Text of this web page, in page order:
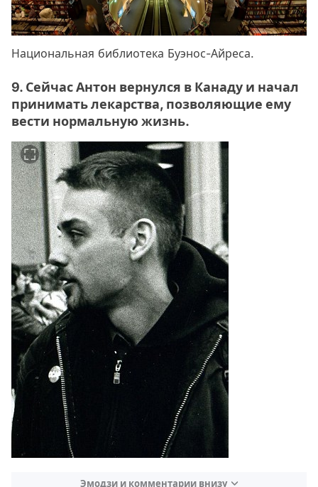
Национальная библиотека Буэнос-Айреса.
9. Сейчас Антон вернулся в Канаду и начал
принимать лекарства, позволяющие ему
вести нормальную жизнь.
Эмодзи и комментарии внизу